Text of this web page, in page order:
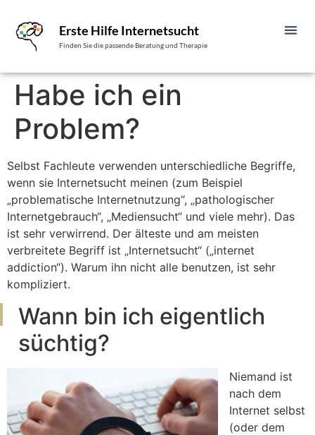
Erste Hilfe Internetsucht
Finden Sie die passende Beratung und Therapie
Habe ich ein
Problem?
Selbst Fachleute verwenden unterschiedliche Begriffe,
wenn sie Internetsucht meinen (zum Beispiel
„problematische Internetnutzung“, „pathologischer
Internetgebrauch“, „Mediensucht“ und viele mehr). Das
ist sehr verwirrend. Der älteste und am meisten
verbreitete Begriff ist „Internetsucht“ („internet
addiction“). Warum ihn nicht alle benutzen, ist sehr
kompliziert.
Wann bin ich eigentlich
süchtig?
Niemand ist
nach dem
Internet selbst
(oder dem